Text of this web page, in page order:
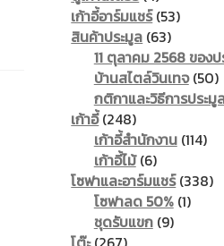
products
เก้าอี้อาร์มแชร์ 5353
สินค้าประมูล 6363
products
11 ตุลาคม 2568 ของ
บ้านสไตล์วินเทจ 5050
กติกาและวิธีการประมู
เก้าอี้ 248248
products
เก้าอี้สำนักงาน 114114
เก้าอี้ไม้ 66
products
โซฟาและอาร์มแชร์ 338338
โซฟาลด 50% 11
ชุดรับแขก 99